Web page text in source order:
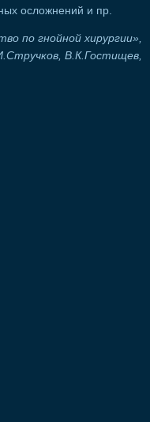
осложнений и пр.
по гнойной хирургии»,
В.К.Гостищев,